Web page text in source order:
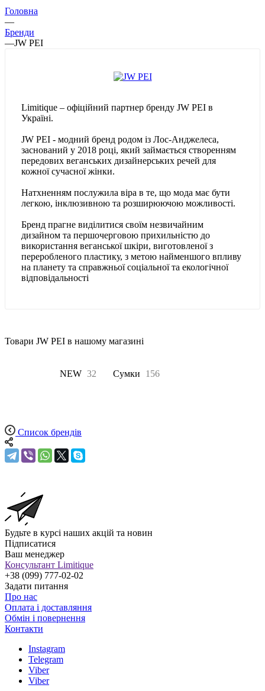
Головна
—
Бренди
—JW PEI
Limitique – офіційний партнер бренду JW PEI в
Україні.
JW PEI - модний бренд родом із Лос-Анджелеса,
заснований у 2018 році, який займається створенням
передових веганських дизайнерських речей для
кожної сучасної жінки.
Натхненням послужила віра в те, що мода має бути
легкою, інклюзивною та розширюючою можливості.
Бренд прагне виділитися своїм незвичайним
дизайном та першочерговою прихильністю до
використання веганської шкіри, виготовленої з
переробленого пластику, з метою найменшого впливу
на планету та справжньої соціальної та екологічної
відповідальності
Товари JW PEI в нашому магазині
NEW 32 Сумки 156
Список брендів
Будьте в курсі наших акцій та новин
Підписатися
Ваш менеджер
Консультант Limitique
+38 (099) 777-02-02
Задати питання
Про нас
Оплата і доставляння
Обмін і повернення
Контакти
Instagram
Telegram
Viber
Viber